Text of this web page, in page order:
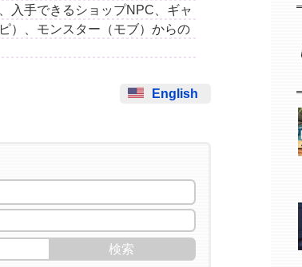
入手できるショップNPC、ギャ
）、モンスター（モブ）からの
English